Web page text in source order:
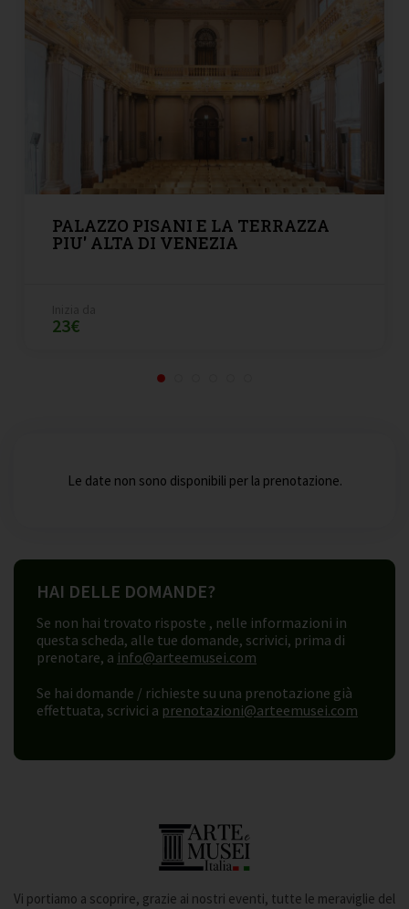
PALAZZO PISANI E LA TERRAZZA
PIU' ALTA DI VENEZIA
23€
Le date non sono disponibili per la prenotazione.
HAI DELLE DOMANDE?
Se non hai trovato risposte , nelle informazioni in
questa scheda, alle tue domande, scrivici, prima di
prenotare, a info@arteemusei.com
Se hai domande / richieste su una prenotazione già
effettuata, scrivici a prenotazioni@arteemusei.com
Vi portiamo a scoprire, grazie ai nostri eventi, tutte le meraviglie del